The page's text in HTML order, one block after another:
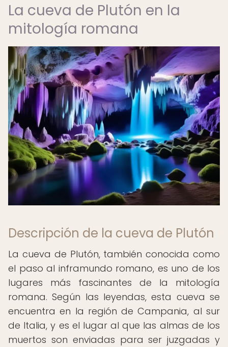
La cueva de Plutón en la
mitología romana
Descripción de la cueva de Plutón
La cueva de Plutón, también conocida como
el paso al inframundo romano, es uno de los
lugares más fascinantes de la mitología
romana. Según las leyendas, esta cueva se
encuentra en la región de Campania, al sur
de Italia, y es el lugar al que las almas de los
muertos son enviadas para ser juzgadas y